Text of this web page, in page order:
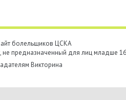
болельщиков ЦСКА
не предназначенный для лиц младше
Викторина